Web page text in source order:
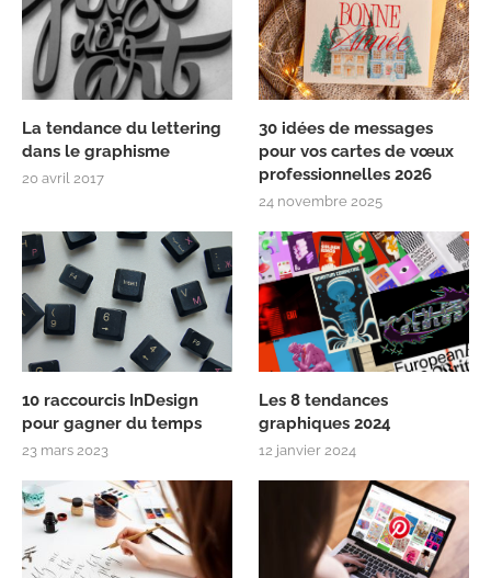
La tendance du lettering
dans le graphisme
20 avril 2017
30 idées de messages
pour vos cartes de vœux
professionnelles 2026
24 novembre 2025
10 raccourcis InDesign
pour gagner du temps
23 mars 2023
Les 8 tendances
graphiques 2024
12 janvier 2024